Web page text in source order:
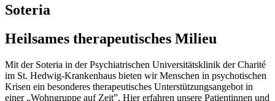
Soteria
Heilsames therapeutisches Milieu
Mit der Soteria in der Psychiatrischen Universitätsklinik der Charité
im St. Hedwig-Krankenhaus bieten wir Menschen in psychotischen
Krisen ein besonderes therapeutisches Unterstützungsangebot in
einer „Wohngruppe auf Zeit”. Hier erfahren unsere Patientinnen und